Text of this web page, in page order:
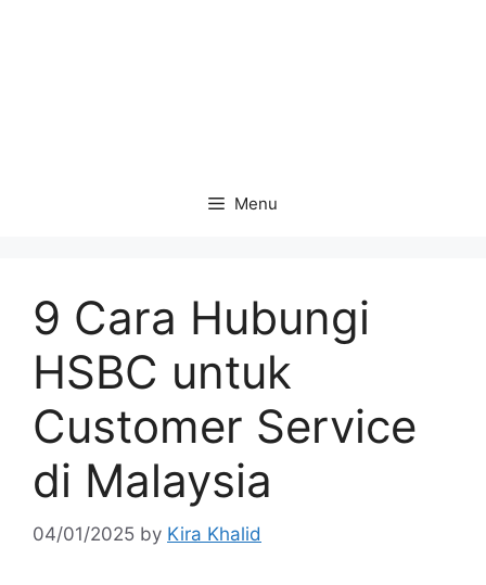
Menu
9 Cara Hubungi
HSBC untuk
Customer Service
di Malaysia
04/01/2025 by Kira Khalid